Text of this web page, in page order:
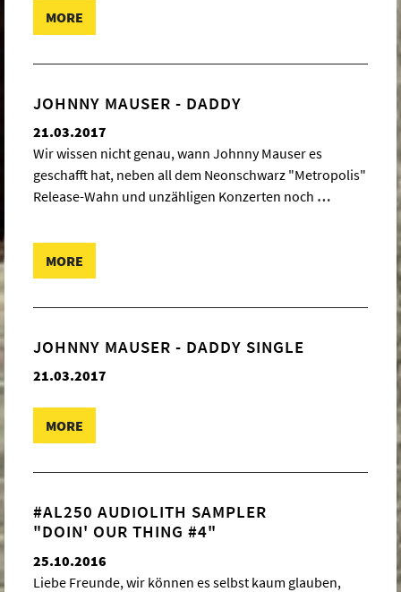
MORE
JOHNNY MAUSER - DADDY
21.03.2017
Wir wissen nicht genau, wann Johnny Mauser es
geschafft hat, neben all dem Neonschwarz "Metropolis"
Release-Wahn und unzähligen Konzerten noch …
MORE
JOHNNY MAUSER - DADDY SINGLE
21.03.2017
MORE
#AL250 AUDIOLITH SAMPLER
"DOIN' OUR THING #4"
25.10.2016
Liebe Freunde, wir können es selbst kaum glauben,